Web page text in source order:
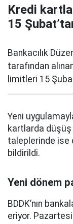
Kredi
15
Bankacılık
tarafından
limitleri 15
Yeni
kartlarda düşüş
taleplerinde ise
bildirildi.
Yeni dönem
BDDK’nın
eriyor.